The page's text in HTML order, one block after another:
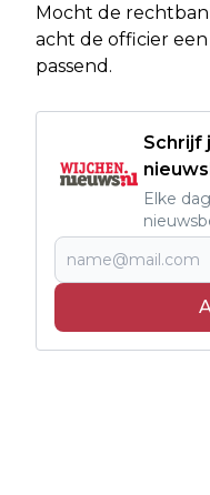
Mocht de
acht de officier een
passend.
Schrijf
Elke